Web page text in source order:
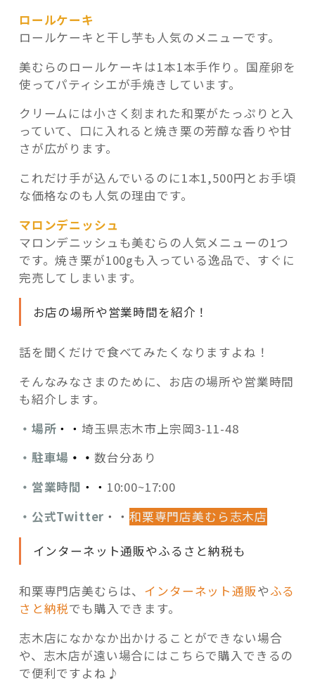
ロールケーキ
ロールケーキと干し芋も人気のメニューです。
美むらのロールケーキは1本1本手作り。国産卵を
使ってパティシエが手焼きしています。
クリームには小さく刻まれた和栗がたっぷりと入
っていて、口に入れると焼き栗の芳醇な香りや甘
さが広がります。
これだけ手が込んでいるのに1本1,500円とお手頃
な価格なのも人気の理由です。
マロンデニッシュ
マロンデニッシュも美むらの人気メニューの1つ
です。焼き栗が100gも入っている逸品で、すぐに
完売してしまいます。
お店の場所や営業時間を紹介！
話を聞くだけで食べてみたくなりますよね！
そんなみなさまのために、お店の場所や営業時間
も紹介します。
・場所 ・・埼玉県志木市上宗岡3-11-48
・駐車場 ・・ 数台分あり
・営業時間 ・・ 10:00~17:00
・公式Twitter ・・ 和栗専門店美むら志木店
インターネット通販やふるさと納税も
和栗専門店美むらは、 インターネット通販やふる
さと納税でも購入できます。
志木店になかなか出かけることができない場合
や、志木店が遠い場合にはこちらで購入できるの
で便利ですよね♪